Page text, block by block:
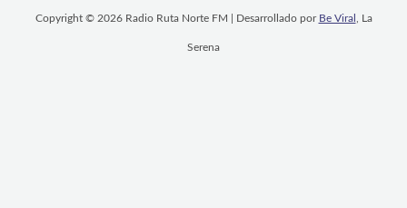
Copyright © 2026 Radio Ruta Norte FM | Desarrollado por Be Viral , La
Serena